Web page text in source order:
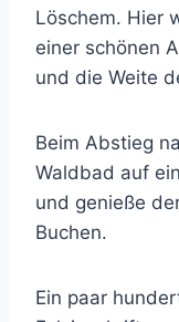
Löschem. Hier
einer schönen
und die Weite
Beim Abstieg
Waldbad auf
und genieße
Buchen.
Ein paar